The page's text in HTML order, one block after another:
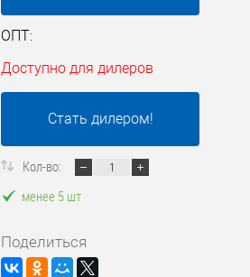
ОПТ:
Доступно для дилеров
Стать дилером!
Кол-во:
менее 5 шт
Поделиться